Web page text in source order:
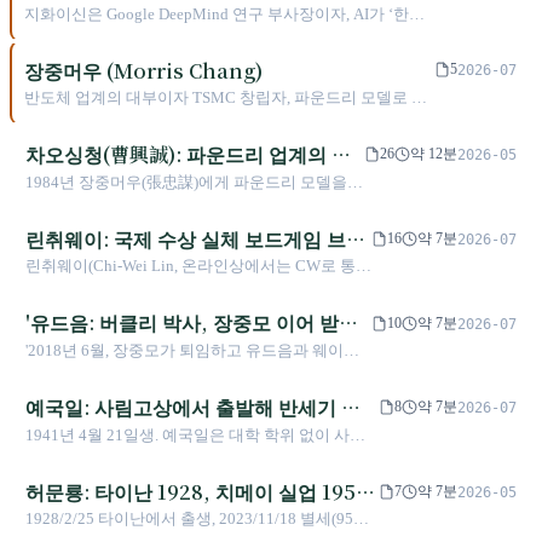
르친 타이완인, 인지심리학을 기계 안으로 옮기
지화이신은 Google DeepMind 연구 부사장이자, AI가 ‘한
자이다. 단수이에서 자란 이 타이완인은 인지심리학에서 말
하는 ‘인간은 어떻게 학습하는가’라는 개념, 곧 피아제의 도
식 이론을 기계에 추론을 가르치는 방법으로 바꾸었다. 그
다. 애초에 그것은 연산력으로 해결할 수 있는 문제가 아니
었기 때문이다.
장중머우 (Morris Chang)
반도체 업계의 대부이자 TSMC 창립자, 파운드리 모델로 글
52026-07
차오싱청(曹興誠): 파운드리 업계의 영
웅에서 반공·수호 타이완의 '팔불거
1984년 장중머우(張忠謀)에게 파운드리 모델을
식'으로 TSMC에 도전했다. '통일 투표'를 추진했
던 이 UMC 창립자는 중국 진출 실패와 홍콩의 정
세 변화를 겪은 후, 2022년 30억 대만 달러를 기부
으로 놀라운 변신을 마쳤다.
26 약 12분2026-05
린취웨이: 국제 수상 실체 보드게임 브랜
드에서 20만 크리에이터 소프트웨어 플
린취웨이(Chi-Wei Lin, 온라인상에서는 CW로 통
드게임은 미국의 "Parents' Choice Awards"에서 레
고를 제치고 은메달을 수상했다. 10년 후 그가 설립
한 Portaly는 대만 최대의 크리에이터 비즈니스 플
향력을 수익으로 전환했다. 2025년부터 흑자를 기
록했으며, 유료 마케팅 없이 유기적 PLG(제품 주도
습했다. 그는 항상 동일한 일을 해왔다: 다른 사람
이 한 것을 다른 것으로 바꾸고, 그 방법을 공개적
16 약 7분2026-07
'유드음: 버클리 박사, 장중모 이어 받은
TSMC, 미중 칩 갈림길에서의 6년 결단'
'2018년 6월, 장중모가 퇴임하고 유드음과 웨이자
기공학 박사인 그는 엔지니어의 정밀함으로 세계
에서 가장 중요한 반도체 파운드리를 이끌며, 미중
기술 경쟁이 격화된 6년간 애리조나 공장 건설을
6월 웨이자지아에게 경영을 넘기고 퇴임하며 마지
막으로 'TSMC 주식을 사라'고 말했다.'
10 약 7분2026-07
예국일: 사림고상에서 출발해 반세기 주
조 제국을 건설하다
1941년 4월 21일생. 예국일은 대학 학위 없이 사림
業達)를 창립했다. 전자계산기에서 출발하여 회사를
글로벌 최고의 서버 주조 기업으로 이끌었으며, 페
이스북, 마이크로소프트, 구글의 클라우드 컴퓨팅
8 약 7분2026-07
허문룡: 타이난 1928, 치메이 실업 1959
에서 세계 최대 바이올린 박물관 설립자
1928/2/25 타이난에서 출생, 2023/11/18 별세(95세).
7 약 7분2026-05